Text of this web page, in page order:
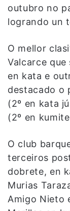
outubro no
logrando un
O mellor
Valcarce que
en kata e
destacado o
(2º en kata
(2º en
O club
terceiros
dobrete, en
Murias
Amigo Nieto